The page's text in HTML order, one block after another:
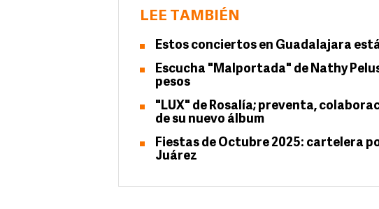
LEE TAMBIÉN
Estos conciertos en Guadalajara
Escucha "Malportada" de Nathy
pesos
"LUX" de Rosalía; preventa,
de su nuevo álbum
Fiestas de Octubre 2025: cartelera
Juárez